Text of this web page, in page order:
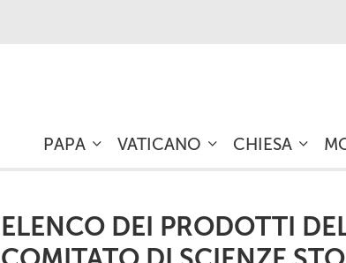
PAPA VATICANO CHIESA
ELENCO DEI PRODOTTI